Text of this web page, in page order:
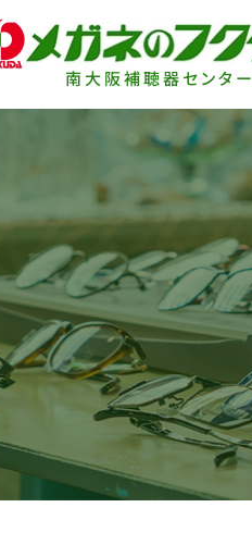
南大阪補聴器センター